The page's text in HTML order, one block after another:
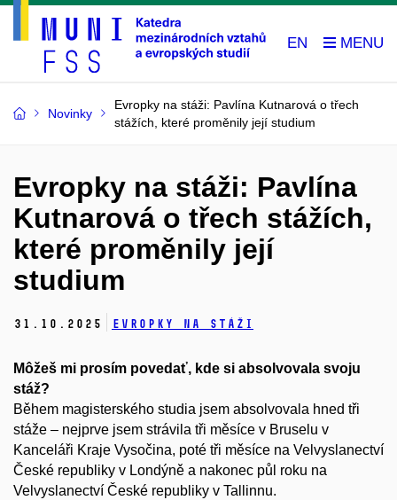
EN
Novinky
Evropky na stáži: Pavlína Kutnarová o třech
stážích, které proměnily její studium
Evropky na stáži: Pavlína
Kutnarová o třech stážích,
které proměnily její
studium
31. 10. 2025 Evropky na stáži
Môžeš mi prosím povedať, kde si absolvovala svoju
stáž?
Během magisterského studia jsem absolvovala hned tři
stáže – nejprve jsem strávila tři měsíce v Bruselu v
Kanceláři Kraje Vysočina, poté tři měsíce na Velvyslanectví
České republiky v Londýně a nakonec půl roku na
Velvyslanectví České republiky v Tallinnu.